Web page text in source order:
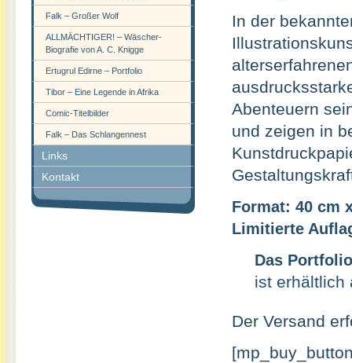
Falk – Großer Wolf
ALLMÄCHTIGER! – Wäscher-
Biografie von A. C. Knigge
Ertugrul Edirne – Portfolio
Tibor – Eine Legende in Afrika
Comic-Titelbilder
Falk – Das Schlangennest
Links
Kontakt
In der
Abenteuern
und zeigen in
Format: 40 cm
Limitierte
Das
ist erhältlich
Der Versand